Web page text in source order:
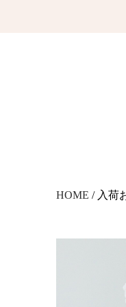
HOME / 入荷